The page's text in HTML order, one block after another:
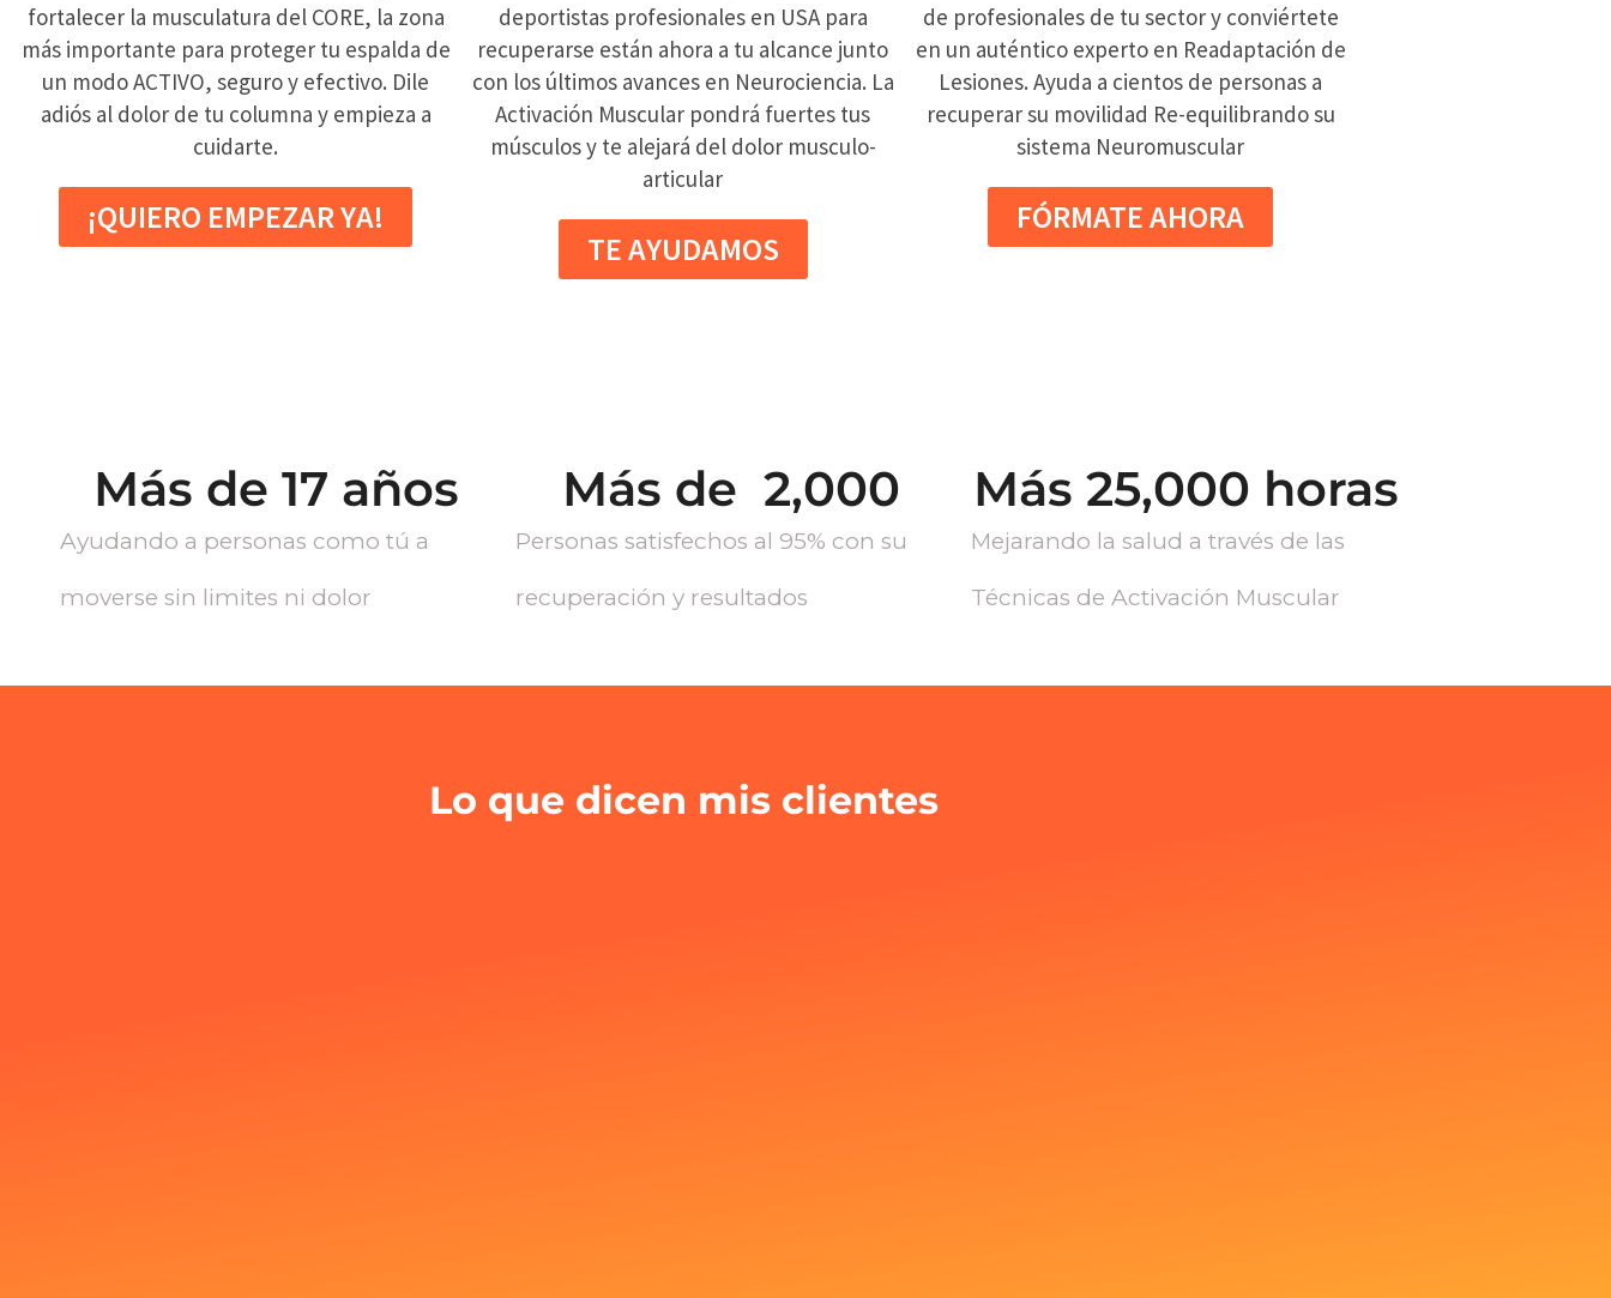
fortalecer la musculatura del CORE, la zona
más importante para proteger tu espalda de
un modo ACTIVO, seguro y efectivo. Dile
adiós al dolor de tu columna y empieza a
cuidarte.
¡QUIERO EMPEZAR YA!
deportistas profesionales en USA para
recuperarse están ahora a tu alcance junto
con los últimos avances en Neurociencia. La
Activación Muscular pondrá fuertes tus
músculos y te alejará del dolor musculo-
articular
TE AYUDAMOS
de profesionales de tu sector y conviértete
en un auténtico experto en Readaptación de
Lesiones. Ayuda a cientos de personas a
recuperar su movilidad Re-equilibrando su
sistema Neuromuscular
FÓRMATE AHORA
Ayudando a personas como tú a
moverse sin limites ni dolor
Más de 17 años
Personas satisfechos al 95% con su
recuperación y resultados
Más de 2,000
Mejarando la salud a través de las
Técnicas de Activación Muscular
Más 25,000 horas
Lo que dicen mis clientes